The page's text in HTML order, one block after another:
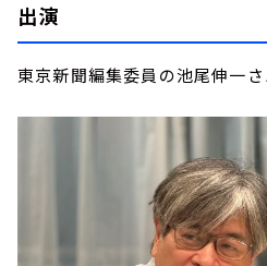
出演
東京新聞編集委員の池尾伸一